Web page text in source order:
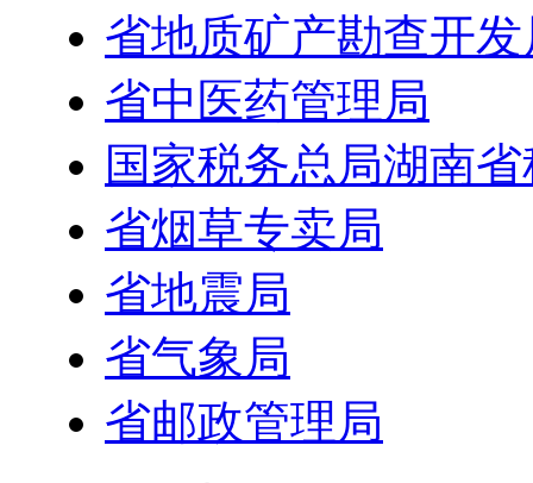
省地质矿产勘查开发
省中医药管理局
国家税务总局湖南
省烟草专卖局
省地震局
省气象局
省邮政管理局